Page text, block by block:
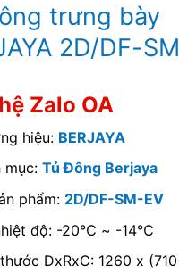
trưng bày
2D/DF-
Zalo OA
hiệu: BERJAYA
mục:Tủ Đông Berjaya
phẩm: 2D/DF-SM-EV
độ: -20℃ ~ -14℃
DxRxC: 1260 x